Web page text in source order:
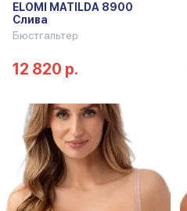
ELOMI MATILDA 8900
Слива
Бюстгальтер
12 820 р.